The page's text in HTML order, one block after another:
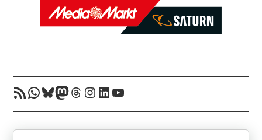
RSS-FeedWhatsApp
Bluesky
Mastodon
Threads
Instagram
LinkedIn
YouTube